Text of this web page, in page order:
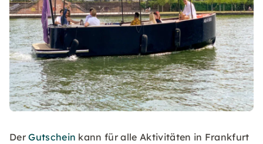
DerGutschein kann für alle Aktivitäten in Frankfurt